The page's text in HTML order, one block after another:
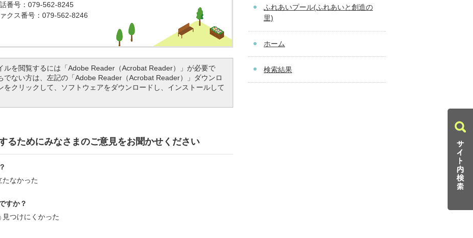
番号：079-562-8245
クス番号：079-562-8246
ルを閲覧するには「Adobe Reader（Acrobat Reader）」が必要で
でない方は、左記の「Adobe Reader（Acrobat Reader）」ダウンロ
をクリックして、ソフトウェアをダウンロードし、インストールして
るためにみなさまのご意見をお聞かせください
たなかった
すか？
見つけにくかった
ふれあいプール(ふれあいと創造の
里)
ホーム
検索結果